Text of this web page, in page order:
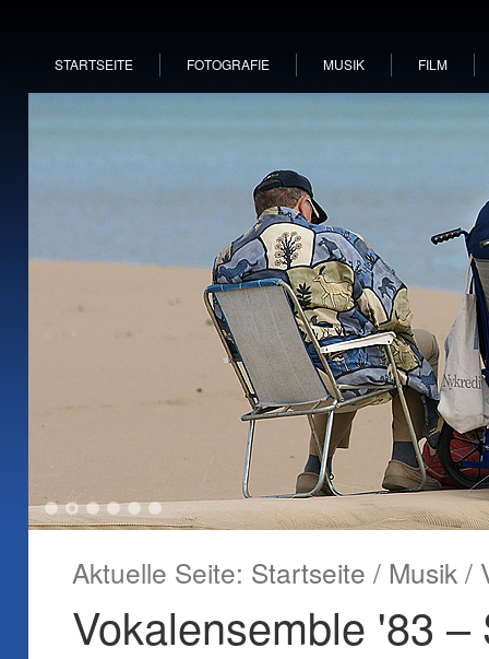
STARTSEITE FOTOGRAFIE MUSIK FILM
1 2 3 4 5 6
Aktuelle Seite: Startseite / Musik /
Vokalensemble '83 –